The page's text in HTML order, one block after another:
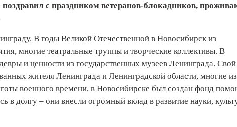
с праздником ветеранов-блокадников,
В годы Великой Отечественной в Новосибирск из
многие театральные труппы и творческие коллективы. В
и ценности из государственных музеев Ленинграда. Свой
жителя Ленинграда и Ленинградской области, многие из
военного времени, в Новосибирске был создан фонд
в долгу – они внесли огромный вклад в развитие науки,